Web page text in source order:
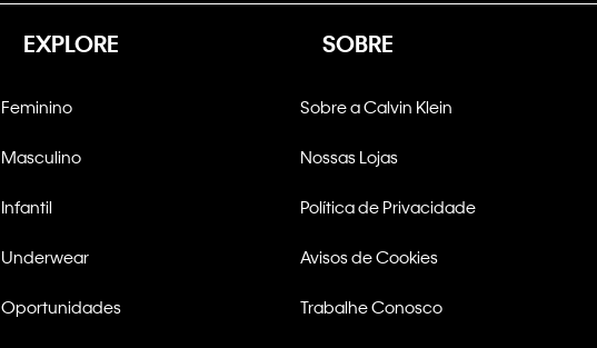
EXPLORE
Feminino
Masculino
Infantil
Underwear
Oportunidades
SOBRE
Sobre a Calvin Klein
Nossas Lojas
Política de Privacidade
Avisos de Cookies
Trabalhe Conosco